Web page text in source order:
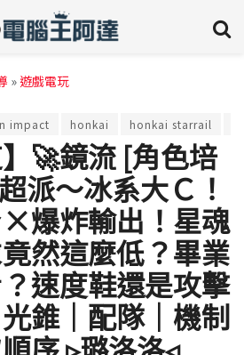
»遊戲電玩
impact honkai honkai starrail
】🚀鏡流 [角色培
派～冰系大Ｃ！
爆炸輸出！星魂
然這麼低？畢業
速度鞋還是攻擊
錐｜配隊｜機制